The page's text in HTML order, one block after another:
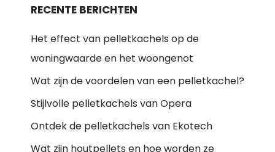
RECENTE BERICHTEN
Het effect van pelletkachels op de
woningwaarde en het woongenot
Wat zijn de voordelen van een pelletkachel?
Stijlvolle pelletkachels van Opera
Ontdek de pelletkachels van Ekotech
Wat zijn houtpellets en hoe worden ze